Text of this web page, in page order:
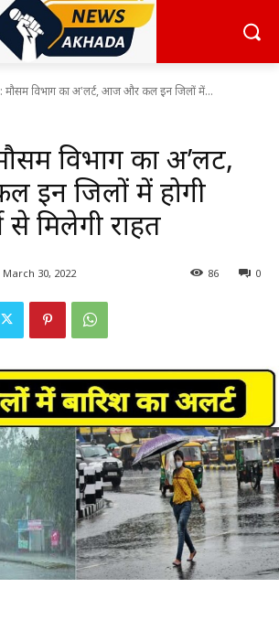
मौसम विभाग का अ'लर्ट, आज और कल इन जिलों में...
विभाग का अ’लर्ट,
जिलों में होगी
से मिलेगी राहत
March 30, 2022 0
86